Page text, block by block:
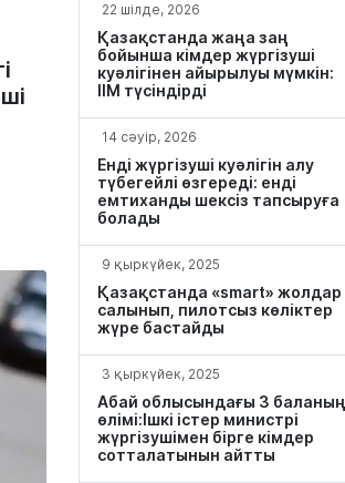
22 шілде, 2026
Қазақстанда жаңа заң
бойынша кімдер жүргізуші
куәлігінен айырылуы мүмкін:
ІІМ түсіндірді
14 сәуір, 2026
Енді жүргізуші куәлігін алу
түбегейлі өзгереді: енді
емтиханды шексіз тапсыруға
болады
9 қыркүйек, 2025
Қазақстанда «smart» жолдар
салынып, пилотсыз көліктер
жүре бастайды
3 қыркүйек, 2025
Абай облысындағы 3 баланың
өлімі:Ішкі істер министрі
жүргізушімен бірге кімдер
сотталатынын айтты